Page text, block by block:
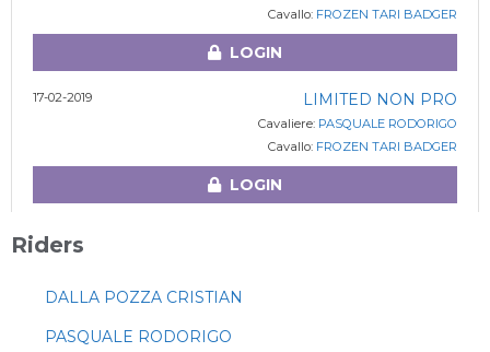
Cavallo: FROZEN TARI BADGER
LOGIN
17-02-2019 LIMITED NON PRO
Cavaliere: PASQUALE RODORIGO
Cavallo: FROZEN TARI BADGER
LOGIN
Riders
DALLA POZZA CRISTIAN
PASQUALE RODORIGO